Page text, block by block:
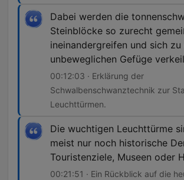
Dabei werden die
Steinblöcke so zurecht
ineinandergreifen und sich zu
unbeweglichen Gefüge
00:12:03 · Erklärung der
Schwalbenschwanztechnik zur
Leuchttürmen.
Die wuchtigen Leuchttürme
meist nur noch historische
Touristenziele, Museen oder
00:21:51 · Ein Rückblick auf die